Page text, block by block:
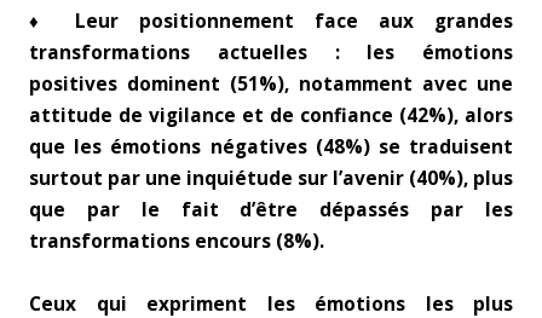
♦ Leur positionnement face aux grandes
transformations actuelles : les émotions
positives dominent (51%), notamment avec une
attitude de vigilance et de confiance (42%), alors
que les émotions négatives (48%) se traduisent
surtout par une inquiétude sur l’avenir (40%), plus
que par le fait d’être dépassés par les
transformations encours (8%).
Ceux qui expriment les émotions les plus